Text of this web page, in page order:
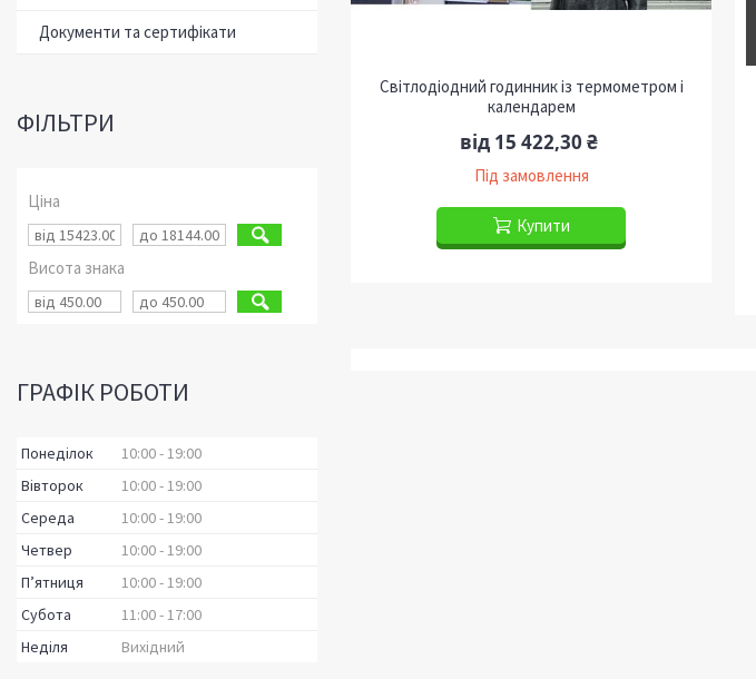
Світлодіодний годинник із термометром і
календарем
від 15 422,30 ₴
Під замовлення
Купити
Документи та сертифікати
ФІЛЬТРИ
Ціна
Висота знака
ГРАФІК РОБОТИ
Понеділок 10:00 19:00
Вівторок
10:00 19:00
Середа
10:00 19:00
Четвер
10:00 19:00
Пʼятниця
10:00 19:00
Субота
11:00 17:00
Неділя
Вихідний